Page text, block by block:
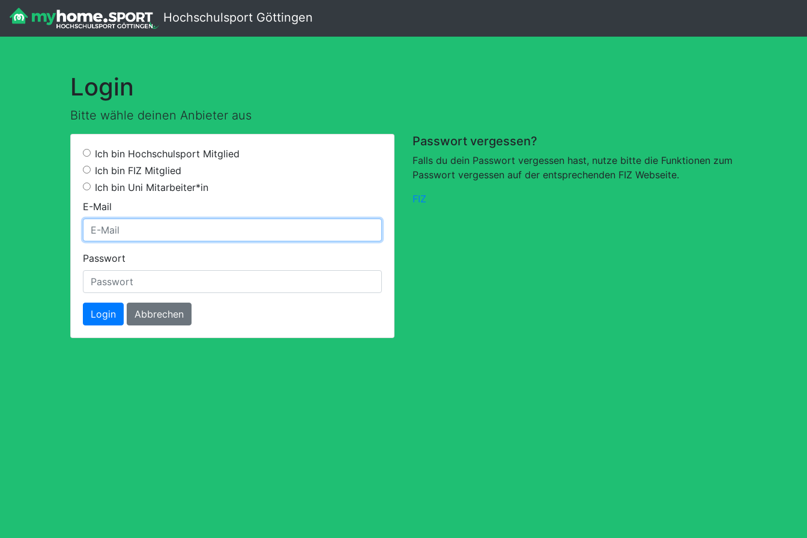
Hochschulsport Göttingen
Login
Bitte wähle deinen Anbieter aus
Ich bin Hochschulsport Mitglied
Ich bin FIZ Mitglied
Ich bin Uni Mitarbeiter*in
E-Mail
Passwort
Login Abbrechen
Passwort vergessen?
Falls du dein Passwort vergessen hast, nutze bitte die Funktionen zum
Passwort vergessen auf der entsprechenden FIZ Webseite.
FIZ